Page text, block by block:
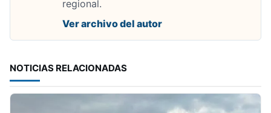
regional.
Ver archivo del autor
NOTICIAS RELACIONADAS